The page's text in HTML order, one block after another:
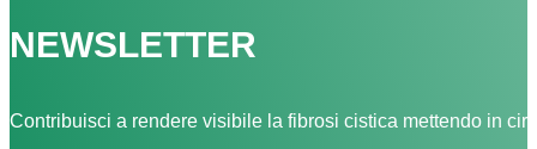
NEWSLETTER
Contribuisci a rendere visibile la fibrosi cistica mettendo in